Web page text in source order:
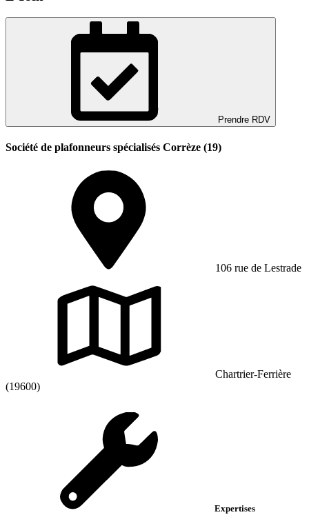
Prendre RDV
Société de plafonneurs spécialisés Corrèze (19)
106 rue de Lestrade
Chartrier-Ferrière
(19600)
Expertises